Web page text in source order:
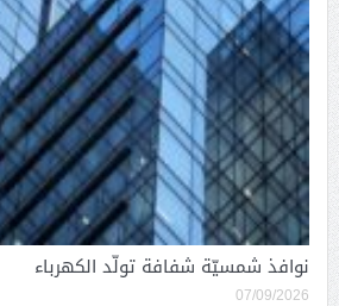
نوافذ شمسيّة شفافة تولّد الكهرباء
07/09/2026